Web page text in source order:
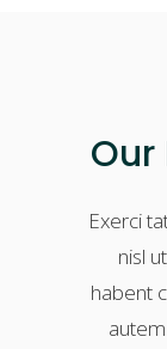
Exerci
nisl
habent